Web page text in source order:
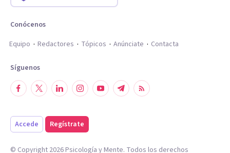
Conócenos
Equipo
Redactores Tópicos Anúnciate Contacta
Síguenos
Accede Regístrate
© Copyright 2026Psicología y Mente. Todos los derechos